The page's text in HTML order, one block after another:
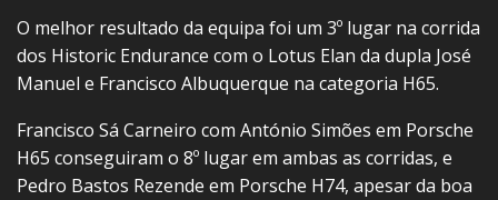
O melhor resultado da equipa foi um 3º lugar na corrida
dos Historic Endurance com o Lotus Elan da dupla José
Manuel e Francisco Albuquerque na categoria H65.
Francisco Sá Carneiro com António Simões em Porsche
H65 conseguiram o 8º lugar em ambas as corridas, e
Pedro Bastos Rezende em Porsche H74, apesar da boa